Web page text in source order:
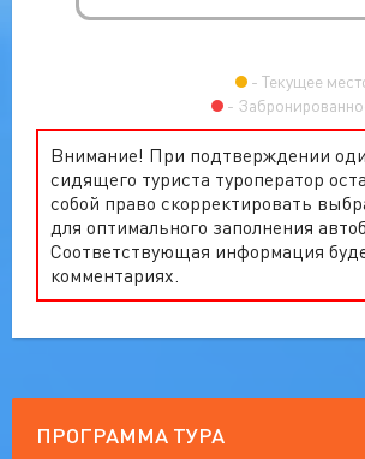
Текущее
Внимание! При подтверждении
сидящего туриста туроператор
собой право скорректировать
для оптимального заполнения
Соответствующая информация
комментариях.
ПРОГРАММА ТУРА